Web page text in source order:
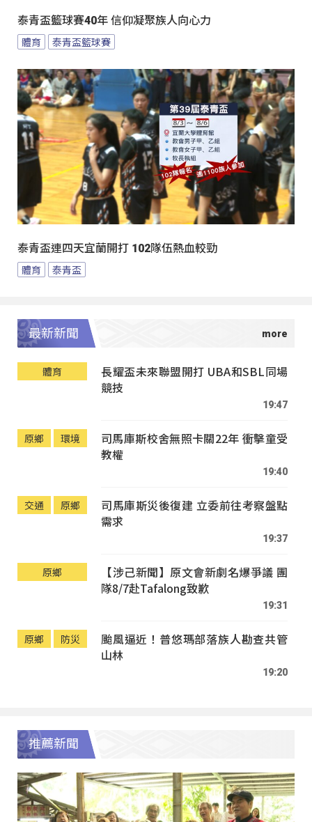
泰青盃籃球賽40年 信仰凝聚族人向心力
體育 泰青盃籃球賽
泰青盃連四天宜蘭開打 102隊伍熱血較勁
體育 泰青盃
最新新聞
體育
長耀盃未來聯盟開打 UBA和SBL同場
競技
19:47
原鄉 環境
司馬庫斯校舍無照卡關22年 衝擊童受
教權
19:40
交通 原鄉
司馬庫斯災後復建 立委前往考察盤點
需求
19:37
原鄉
【涉己新聞】原文會新劇名爆爭議 團
隊8/7赴Tafalong致歉
19:31
原鄉 防災
颱風逼近！普悠瑪部落族人勘查共管
山林
19:20
推薦新聞